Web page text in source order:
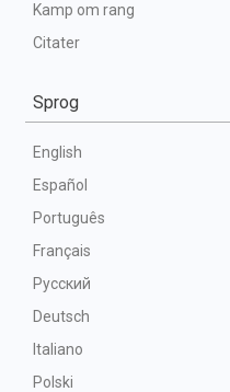
Kamp om rang
Citater
Sprog
English
Español
Português
Français
Русский
Deutsch
Italiano
Polski